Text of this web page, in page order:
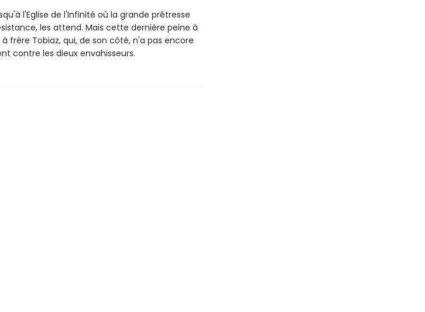
l'Eglise de l'Infinité où la grande prêtresse
les attend. Mais cette dernière peine à
frère Tobiaz, qui, de son côté, n'a pas encore
contre les dieux envahisseurs.